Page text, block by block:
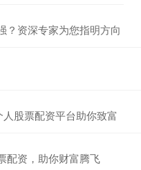
？资深专家为您指明方向
股票配资平台助你致富
配资，助你财富腾飞